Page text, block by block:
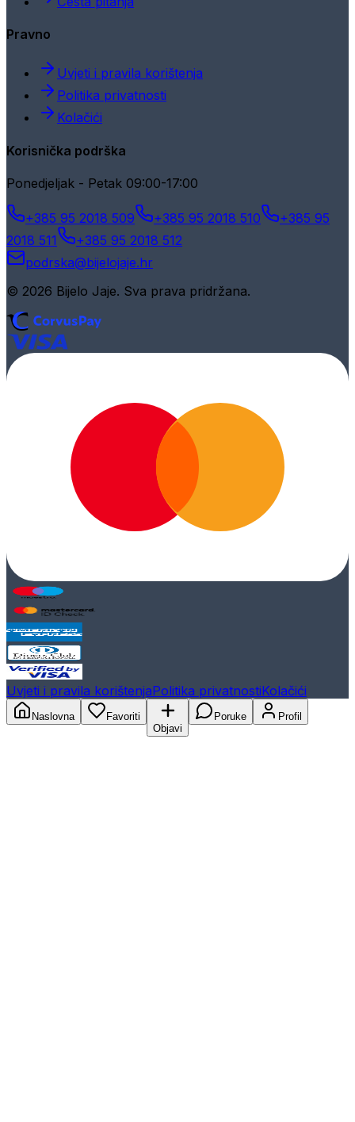
Pravno
Uvjeti i pravila korištenja
Politika privatnosti
Kolačići
Korisnička podrška
Ponedjeljak - Petak 09:00-17:00
+385 95 2018 509 +385 95 2018 510
+385 95
2018 511
+385 95 2018 512
podrska@bijelojaje.hr
© 2026 Bijelo Jaje. Sva prava pridržana.
Uvjeti i pravila korištenjaPolitika privatnostiKolačići
Naslovna
Favoriti
Objavi
Poruke Profil